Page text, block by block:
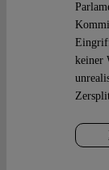
keiner